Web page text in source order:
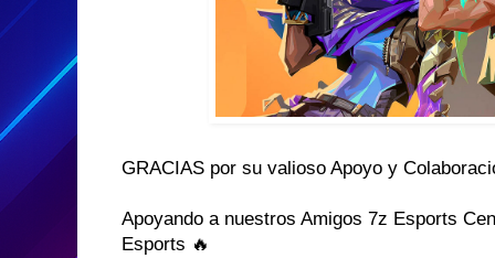
GRACIAS por su valioso Apoyo y
Apoyando a nuestros Amigos 7z Esports
Esports 🔥